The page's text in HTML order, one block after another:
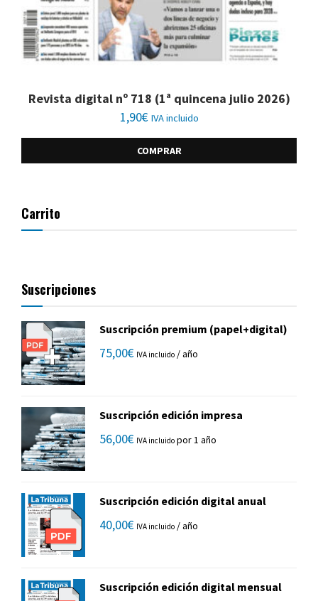
Revista digital nº 718 (1ª quincena julio 2026)
1,90€ IVA incluido
COMPRAR
Carrito
Suscripciones
Suscripción premium (papel+digital)
75,00€ IVA incluido / año
Suscripción edición impresa
56,00€ IVA incluido por 1 año
Suscripción edición digital anual
40,00€ IVA incluido / año
Suscripción edición digital mensual